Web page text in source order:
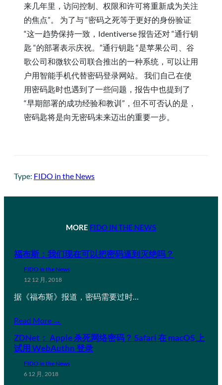
来几年里，访问控制、权限和许可将重新成为关注
的焦点”。 为了与 “密码之死等于更好的身份验证
“这一趋势保持一致，Identiverse 报告还对 “通行钥
匙 “的部署表示庆祝。”通行钥匙 “是苹果公司、谷
歌公司和微软公司联合推出的一种系统，可以让用
户用智能手机代替密码登录网站。 我们自己在使
用密码匙时也遇到了一些问题，报告中也提到了
“早期部署的成功经验和教训”，但不可否认的是，
密码匙将是向无密码未来迈出的重要一步。
Type: FIDO in the News
MORE FIDO IN THE NEWS
福布斯：我们现在可以把密码逼到灭绝吗？
FIDO in the News
12 12 月, 2018
据《福布斯》报道，密码需要过时…
Read More →
ZDNet： Apple 杀死网络密码？ Safari 在 macOS 上
试用 WebAuthn 登录
FIDO in the News
6 12 月, 2018